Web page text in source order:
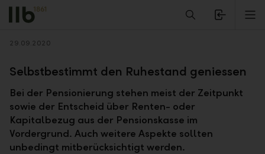
Alerts.Headline
Zurück
29.09.2020
Selbstbestimmt den Ruhestand geniessen
Bei der Pensionierung stehen meist der Zeitpunkt
sowie der Entscheid über Renten- oder
Kapitalbezug aus der Pensionskasse im
Vordergrund. Auch weitere Aspekte sollten
unbedingt mitberücksichtigt werden.